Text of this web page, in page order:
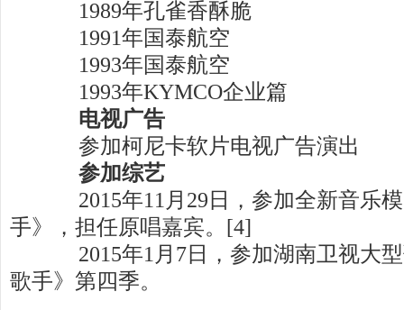
1989年孔雀香酥脆
1991年国泰航空
1993年国泰航空
1993年KYMCO企业篇
电视广告
参加柯尼卡软片电视广告演出
参加综艺
2015年11月29日，参加全新音乐模
手》，担任原唱嘉宾。[4]
2015年1月7日，参加湖南卫视大型
歌手》第四季。